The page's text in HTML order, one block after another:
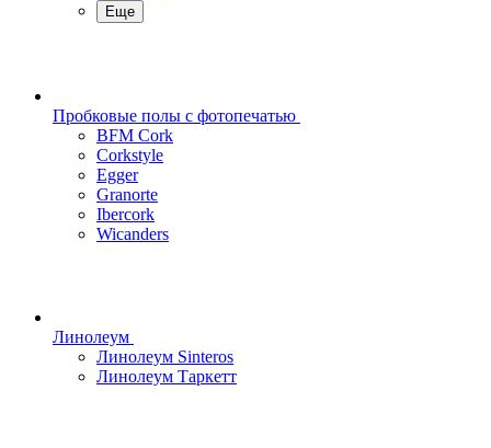
Еще
Пробковые полы с фотопечатью
BFM Cork
Corkstyle
Egger
Granorte
Ibercork
Wicanders
Линолеум
Линолеум Sinteros
Линолеум Таркетт